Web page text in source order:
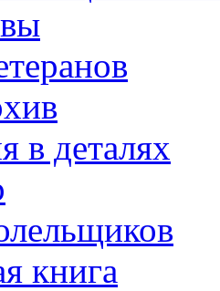
в деталях
книга